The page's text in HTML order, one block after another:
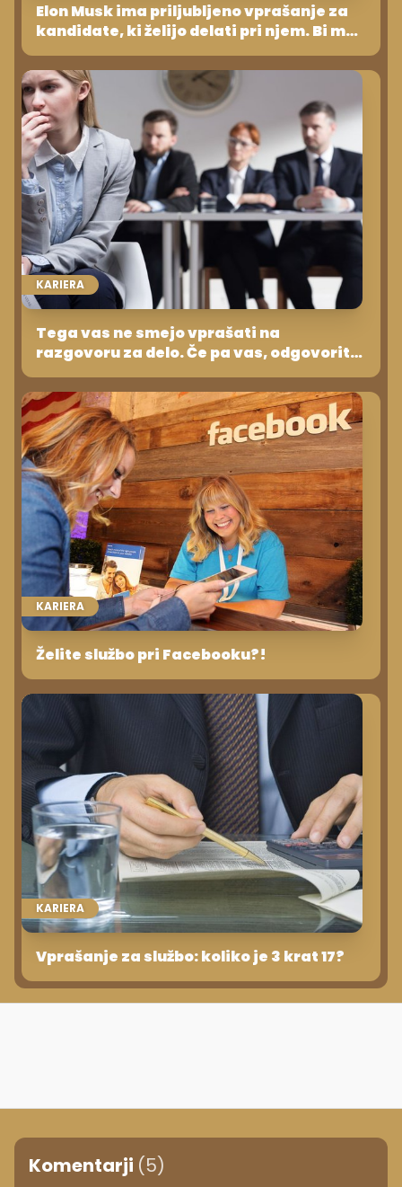
Elon Musk ima priljubljeno vprašanje za
kandidate, ki želijo delati pri njem. Bi mu
znali odgovoriti?
KARIERA
Tega vas ne smejo vprašati na
razgovoru za delo. Če pa vas, odgovorite
tole!
KARIERA
Želite službo pri Facebooku?!
KARIERA
Vprašanje za službo: koliko je 3 krat 17?
Komentarji (5)